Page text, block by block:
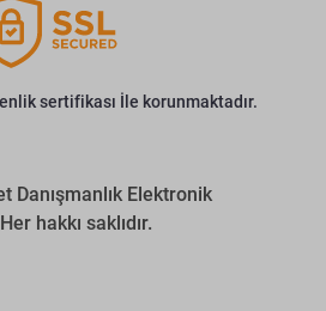
sertifikası İle korunmaktadır.
Elektronik
hakkı saklıdır.